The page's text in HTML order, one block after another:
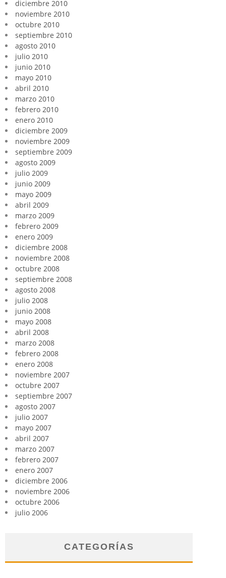
diciembre 2010
noviembre 2010
octubre 2010
septiembre 2010
agosto 2010
julio 2010
junio 2010
mayo 2010
abril 2010
marzo 2010
febrero 2010
enero 2010
diciembre 2009
noviembre 2009
septiembre 2009
agosto 2009
julio 2009
junio 2009
mayo 2009
abril 2009
marzo 2009
febrero 2009
enero 2009
diciembre 2008
noviembre 2008
octubre 2008
septiembre 2008
agosto 2008
julio 2008
junio 2008
mayo 2008
abril 2008
marzo 2008
febrero 2008
enero 2008
noviembre 2007
octubre 2007
septiembre 2007
agosto 2007
julio 2007
mayo 2007
abril 2007
marzo 2007
febrero 2007
enero 2007
diciembre 2006
noviembre 2006
octubre 2006
julio 2006
CATEGORÍAS